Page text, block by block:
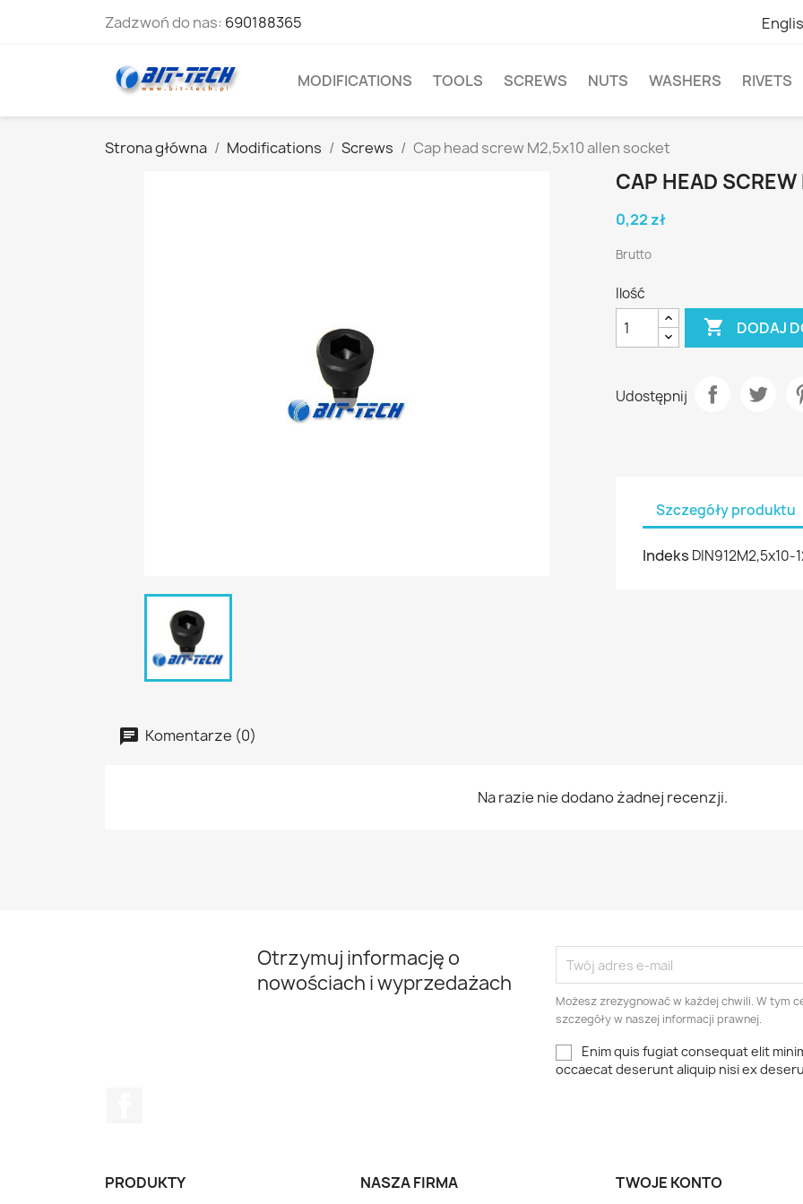
Zadzwoń do nas: 690188365
MODIFICATIONS TOOLS SCREWS NUTS WASHERS RIVETS
Strona główna Modifications Screws Cap head screw M2,5x10 allen socket
CAP HEAD
0,22 zł
Brutto
Ilość
 DODAJ
Udostępnij
Szczegóły produktu
Indeks DIN912M2,5x10-
Komentarze (0)
Na razie nie dodano żadnej recenzji.
Otrzymuj informację o
nowościach i wyprzedażach
Możesz zrezygnować w każdej chwili. W tym
szczegóły w naszej informacji prawnej.
Enim quis fugiat consequat elit
occaecat deserunt aliquip nisi ex
PRODUKTY NASZA FIRMA TWOJE KONTO